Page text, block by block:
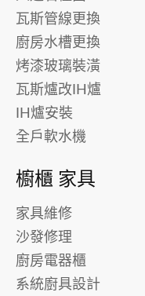
瓦斯管線更換
廚房水槽更換
烤漆玻璃裝潢
瓦斯爐改IH爐
IH爐安裝
全戶軟水機
櫥櫃 家具
家具維修
沙發修理
廚房電器櫃
系統廚具設計